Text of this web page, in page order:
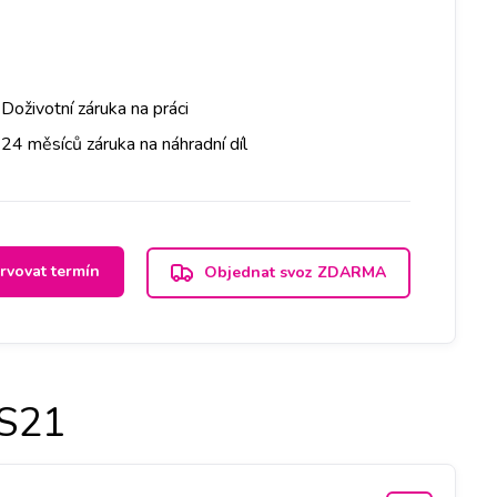
Doživotní záruka na práci
24 měsíců záruka na náhradní díl
termín Objednat svoz ZDARMA